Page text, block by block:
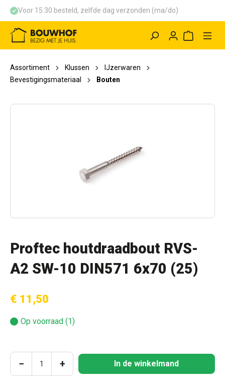
Voor 15:30 besteld, zelfde dag verzonden (ma/do)
Assortiment Klussen
IJzerwaren
Bevestigingsmateriaal
Bouten
Proftec houtdraadbout RVS-
A2 SW-10 DIN571 6x70 (25)
€ 11,50
Op voorraad (1)
Producthoeveelheid: Voer de gewenste
− + In de winkelmand